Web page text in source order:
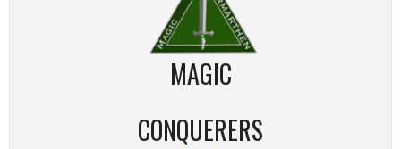
MAGIC
CONQUERERS